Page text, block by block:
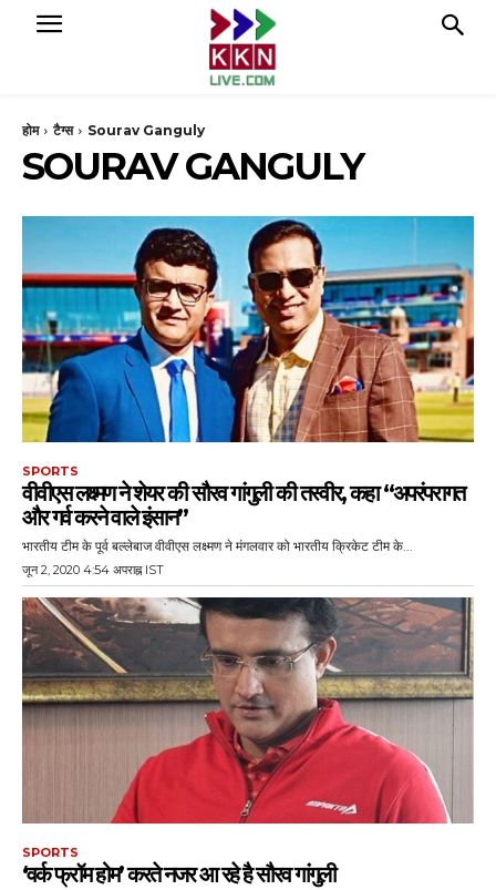
होम टैग्स Sourav Ganguly
SOURAV GANGULY
SPORTS
वीवीएस लक्ष्मण ने शेयर की सौरव गांगुली की तस्वीर, कहा “अपरंपरागत
और गर्व करने वाले इंसान”
भारतीय टीम के पूर्व बल्लेबाज वीवीएस लक्ष्मण ने मंगलवार को भारतीय क्रिकेट टीम के...
जून 2, 2020 4:54 अपराह्न IST
SPORTS
‘वर्क फ्रॉम होम’ करते नजर आ रहे है सौरव गांगुली